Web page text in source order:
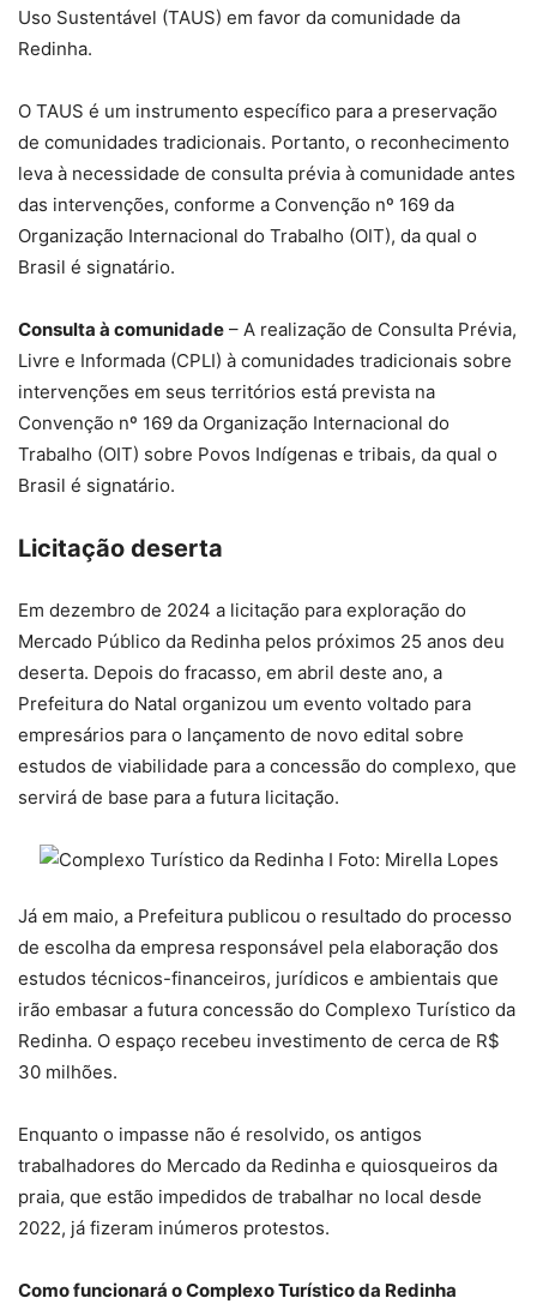
Uso Sustentável (TAUS) em favor da comunidade da
Redinha.
O TAUS é um instrumento específico para a preservação
de comunidades tradicionais. Portanto, o reconhecimento
leva à necessidade de consulta prévia à comunidade antes
das intervenções, conforme a Convenção nº 169 da
Organização Internacional do Trabalho (OIT), da qual o
Brasil é signatário.
Consulta à comunidade – A realização de Consulta Prévia,
Livre e Informada (CPLI) à comunidades tradicionais sobre
intervenções em seus territórios está prevista na
Convenção nº 169 da Organização Internacional do
Trabalho (OIT) sobre Povos Indígenas e tribais, da qual o
Brasil é signatário.
Licitação deserta
Em dezembro de 2024 a licitação para exploração do
Mercado Público da Redinha pelos próximos 25 anos deu
deserta. Depois do fracasso, em abril deste ano, a
Prefeitura do Natal organizou um evento voltado para
empresários para o lançamento de novo edital sobre
estudos de viabilidade para a concessão do complexo, que
servirá de base para a futura licitação.
Já em maio, a Prefeitura publicou o resultado do processo
de escolha da empresa responsável pela elaboração dos
estudos técnicos-financeiros, jurídicos e ambientais que
irão embasar a futura concessão do Complexo Turístico da
Redinha. O espaço recebeu investimento de cerca de R$
30 milhões.
Enquanto o impasse não é resolvido, os antigos
trabalhadores do Mercado da Redinha e quiosqueiros da
praia, que estão impedidos de trabalhar no local desde
2022, já fizeram inúmeros protestos.
Como funcionará o Complexo Turístico da Redinha